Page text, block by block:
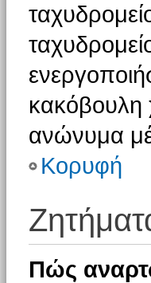
κακόβουλη
ανώνυμα
Κορυφή
Πώς